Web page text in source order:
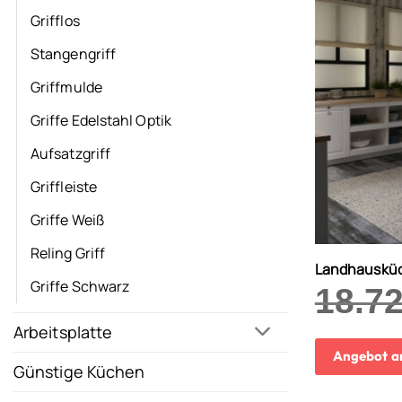
Grifflos
Stangengriff
Griffmulde
Griffe Edelstahl Optik
Aufsatzgriff
Griffleiste
Griffe Weiß
Reling Griff
Griffe Schwarz
Arbeitsplatte
Günstige Küchen
Angebot